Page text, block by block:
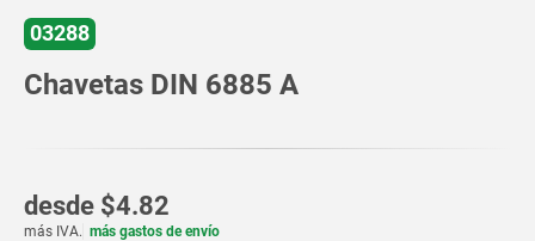
03288
Chavetas DIN 6885 A
desde $4.82
más IVA. más gastos de envío